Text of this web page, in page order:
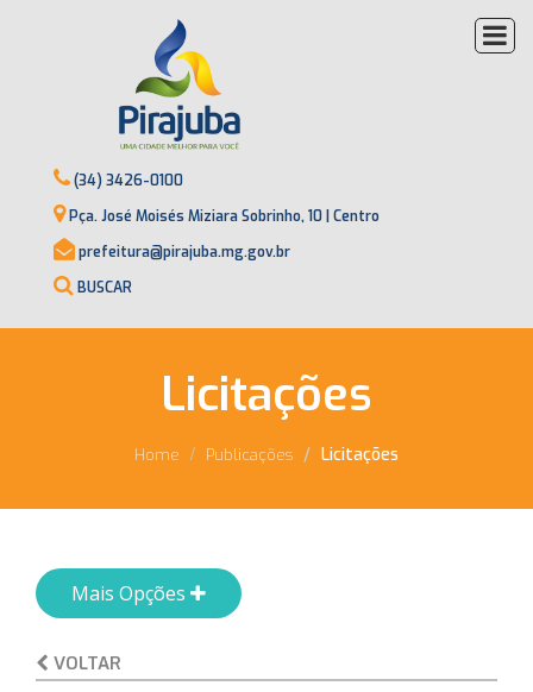
(34) 3426-0100
Pça. José Moisés Miziara Sobrinho, 10 | Centro
prefeitura@pirajuba.mg.gov.br
BUSCAR
Licitações
Home Publicações Licitações
Mais Opções
VOLTAR